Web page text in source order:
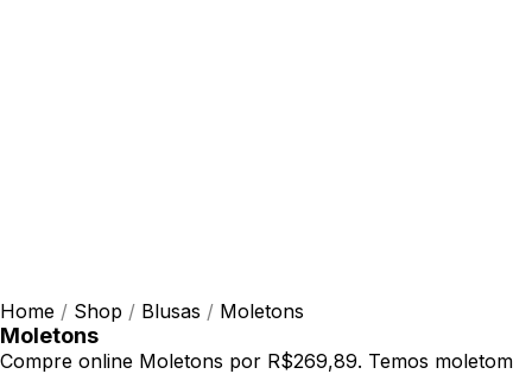
Home / Shop / Blusas / Moletons
Moletons
Compre online Moletons por R$269,89. Temos moletom